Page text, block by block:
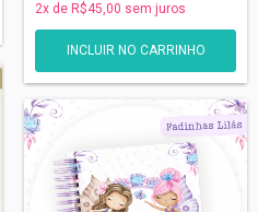
2x de R$45,00 sem juros